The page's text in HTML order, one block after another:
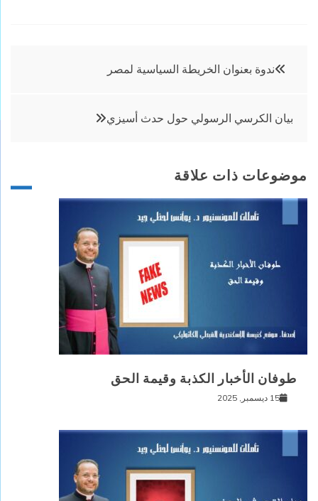
تصفّحندوة بعنوان الخريطة السياسية لمصر
بيان الكرسي الرسولي حول حدث أسيزي
موضوعات ذات علاقة
طوفان الأخبار الكذبة وقيمة الحق
15 ديسمبر, 2025